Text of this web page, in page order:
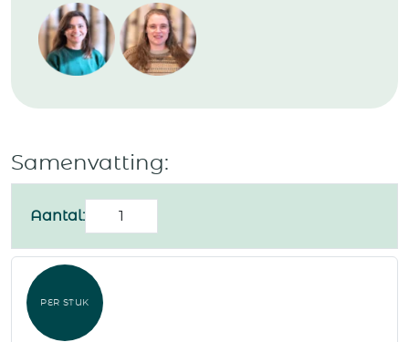
Samenvatting:
Aantal:Kerstboom
"Kerstballen"
aantal
PER STUK